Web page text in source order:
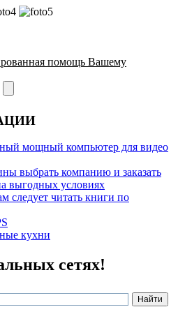
помощь Вашему
мощный компьютер для видео
выбрать компанию и заказать
выгодных условиях
следует читать книги по
кухни
сетях!